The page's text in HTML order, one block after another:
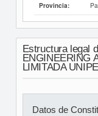
Provincia:
Estructura legal
ENGINEERING
LIMITADA
Datos de